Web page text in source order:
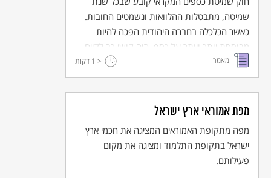
שמיטה, מתבטלות ההלוואות ונשמטים החובות.
כאשר הכלכלה בחברה היהודית הפכה להיות
מבוססת יותר ויותר על כסף, היה קושי רב לקיים
חוק זה ולכן תיקן התנא הלל הזקן את תקנת
הפרוזבול.
מאמר < 1 דקות
מפת אמוראי ארץ ישראל
מפה מתקופת האמוראים המציגה את חכמי ארץ
ישראל בתקופת התלמוד ומציגה את מקום
פעילותם.